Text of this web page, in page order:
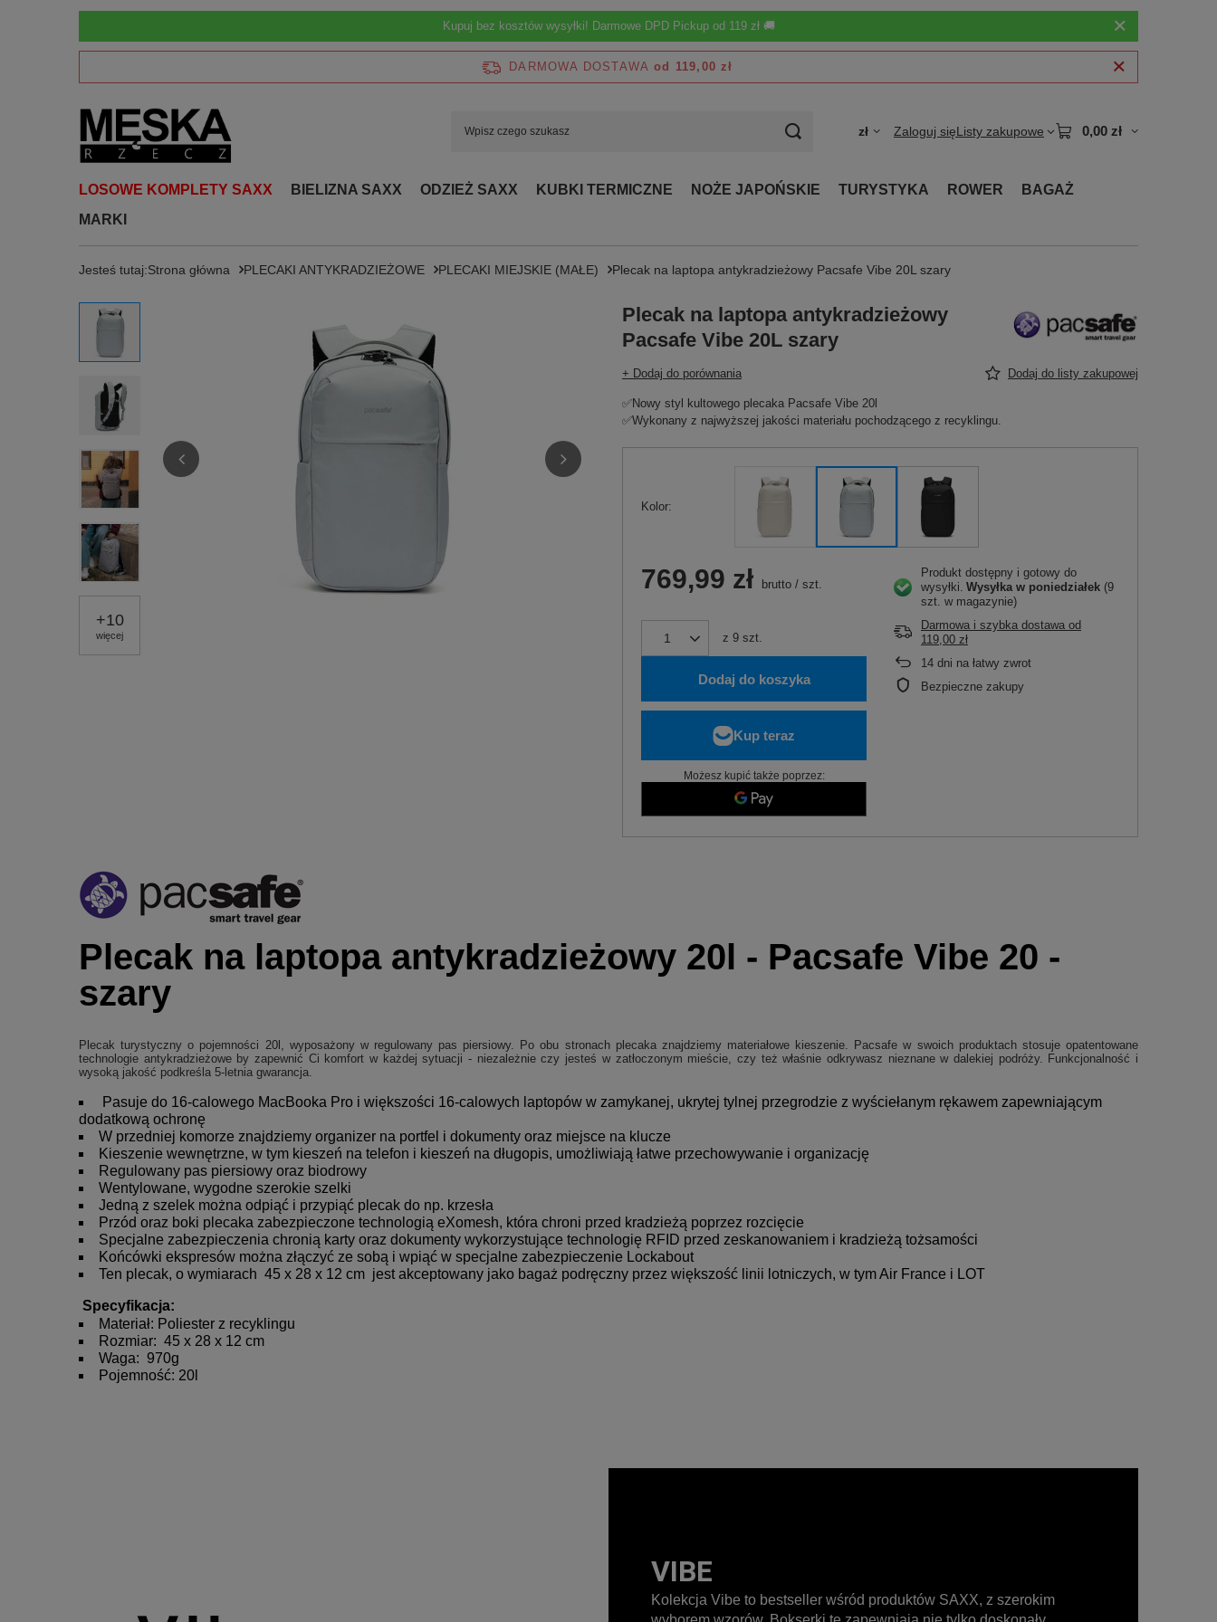
Kupuj bez kosztów wysyłki! Darmowe DPD Pickup od 119 zł 🚚
DARMOWA DOSTAWA od 119,00 zł
zł Zaloguj sięListy zakupowe 0,00 zł
LOSOWE KOMPLETY SAXX BIELIZNA SAXX ODZIEŻ SAXX KUBKI TERMICZNE NOŻE JAPOŃSKIE TURYSTYKA ROWER
BAGAŻ
MARKI
Jesteś tutaj:Strona główna PLECAKI ANTYKRADZIEŻOWE PLECAKI MIEJSKIE (MAŁE) Plecak na laptopa antykradzieżowy Pacsafe Vibe 20L szary
+10
więcej
Plecak na laptopa antykradzieżowy
Pacsafe Vibe 20L szary
+ Dodaj do porównania Dodaj do listy zakupowej
✅Nowy styl kultowego plecaka Pacsafe Vibe 20l
✅Wykonany z najwyższej jakości materiału pochodzącego z recyklingu.
Kolor
769,99 zł brutto / szt.
z 9 szt.
Dodaj do koszyka
Możesz kupić także poprzez:
Produkt dostępny i gotowy do
wysyłki Wysyłka w poniedziałek (9
szt. w magazynie)
Darmowa i szybka dostawa od
119,00 zł
14 dni na łatwy zwrot
Bezpieczne zakupy
Plecak na laptopa antykradzieżowy 20l - Pacsafe Vibe 20 -
szary
Plecak turystyczny o pojemności 20l, wyposażony w regulowany pas piersiowy. Po obu stronach plecaka znajdziemy materiałowe kieszenie. Pacsafe w swoich produktach stosuje opatentowane
technologie antykradzieżowe by zapewnić Ci komfort w każdej sytuacji - niezależnie czy jesteś w zatłoczonym mieście, czy też właśnie odkrywasz nieznane w dalekiej podróży. Funkcjonalność i
wysoką jakość podkreśla 5-letnia gwarancja.
Pasuje do 16-calowego MacBooka Pro i większości 16-calowych laptopów w zamykanej, ukrytej tylnej przegrodzie z wyściełanym rękawem zapewniającym
dodatkową ochronę
W przedniej komorze znajdziemy organizer na portfel i dokumenty oraz miejsce na klucze
Kieszenie wewnętrzne, w tym kieszeń na telefon i kieszeń na długopis, umożliwiają łatwe przechowywanie i organizację
Regulowany pas piersiowy oraz biodrowy
Wentylowane, wygodne szerokie szelki
Jedną z szelek można odpiąć i przypiąć plecak do np. krzesła
Przód oraz boki plecaka zabezpieczone technologią eXomesh, która chroni przed kradzieżą poprzez rozcięcie
Specjalne zabezpieczenia chronią karty oraz dokumenty wykorzystujące technologię RFID przed zeskanowaniem i kradzieżą tożsamości
Końcówki ekspresów można złączyć ze sobą i wpiąć w specjalne zabezpieczenie Lockabout
Ten plecak, o wymiarach 45 x 28 x 12 cm jest akceptowany jako bagaż podręczny przez większość linii lotniczych, w tym Air France i LOT
Specyfikacja:
Materiał: Poliester z recyklingu
Rozmiar: 45 x 28 x 12 cm
Waga: 970g
Pojemność: 20l
VIBE
Kolekcja Vibe to bestseller wśród produktów SAXX, z szerokim